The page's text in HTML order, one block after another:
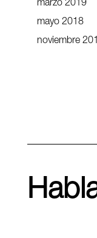
marzo 2019
mayo 2018
noviembre